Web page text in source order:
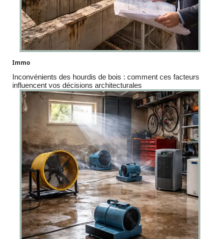
Immo
Inconvénients des hourdis de bois : comment ces facteurs
influencent vos décisions architecturales